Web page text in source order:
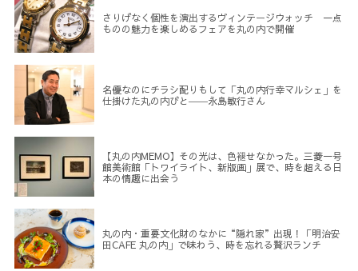
さりげなく個性を演出するヴィンテージウォッチ 一点
ものの魅力を楽しめるフェアを丸の内で開催
名優なのにチラシ配りもして「丸の内行幸マルシェ」を
仕掛けた丸の内びと――永島敏行さん
【丸の内MEMO】その光は、色褪せなかった。三菱一号
館美術館「トワイライト、新版画」展で、時を超える日
本の情趣に出会う
丸の内・重要文化財のなかに“隠れ家”出現！「明治安
田CAFE 丸の内」で味わう、時を忘れる贅沢ランチ